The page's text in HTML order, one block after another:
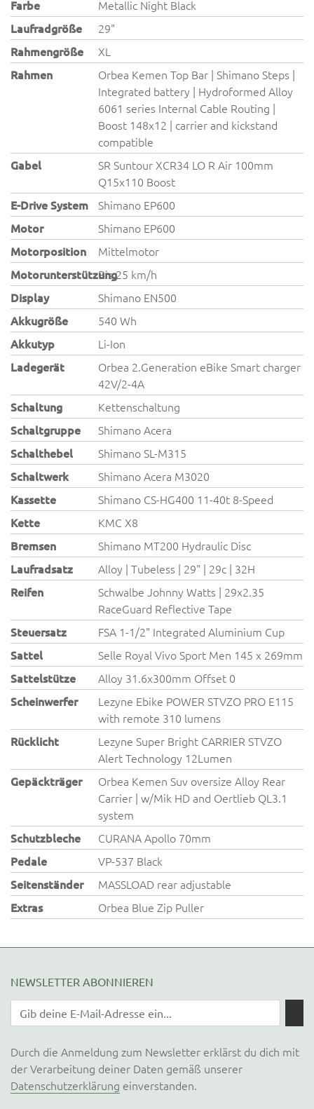
Farbe
Metallic Night Black
Laufradgröße
29"
Rahmengröße
XL
Rahmen
Orbea Kemen Top Bar | Shimano Steps |
Integrated battery | Hydroformed Alloy
6061 series Internal Cable Routing |
Boost 148x12 | carrier and kickstand
compatible
Gabel
SR Suntour XCR34 LO R Air 100mm
Q15x110 Boost
E-Drive System
Shimano EP600
Motor
Shimano EP600
Motorposition
Mittelmotor
MotorunterstützungBis 25 km/h
Display
Shimano EN500
Akkugröße
540 Wh
Akkutyp
Li-Ion
Ladegerät
Orbea 2.Generation eBike Smart charger
42V/2-4A
Schaltung
Kettenschaltung
Schaltgruppe
Shimano Acera
Schalthebel
Shimano SL-M315
Schaltwerk
Shimano Acera M3020
Kassette
Shimano CS-HG400 11-40t 8-Speed
Kette
KMC X8
Bremsen
Shimano MT200 Hydraulic Disc
Laufradsatz
Alloy | Tubeless | 29" | 29c | 32H
Reifen
Schwalbe Johnny Watts | 29x2.35
RaceGuard Reflective Tape
Steuersatz
FSA 1-1/2" Integrated Aluminium Cup
Sattel
Selle Royal Vivo Sport Men 145 x 269mm
Sattelstütze
Alloy 31.6x300mm Offset 0
Scheinwerfer
Lezyne Ebike POWER STVZO PRO E115
with remote 310 lumens
Rücklicht
Lezyne Super Bright CARRIER STVZO
Alert Technology 12Lumen
Gepäckträger
Orbea Kemen Suv oversize Alloy Rear
Carrier | w/Mik HD and Oertlieb QL3.1
system
Schutzbleche
CURANA Apollo 70mm
Pedale
VP-537 Black
Seitenständer
MASSLOAD rear adjustable
Extras
Orbea Blue Zip Puller
NEWSLETTER ABONNIEREN
Durch die Anmeldung zum Newsletter erklärst du dich mit
der Verarbeitung deiner Daten gemäß unserer
Datenschutzerklärung einverstanden.